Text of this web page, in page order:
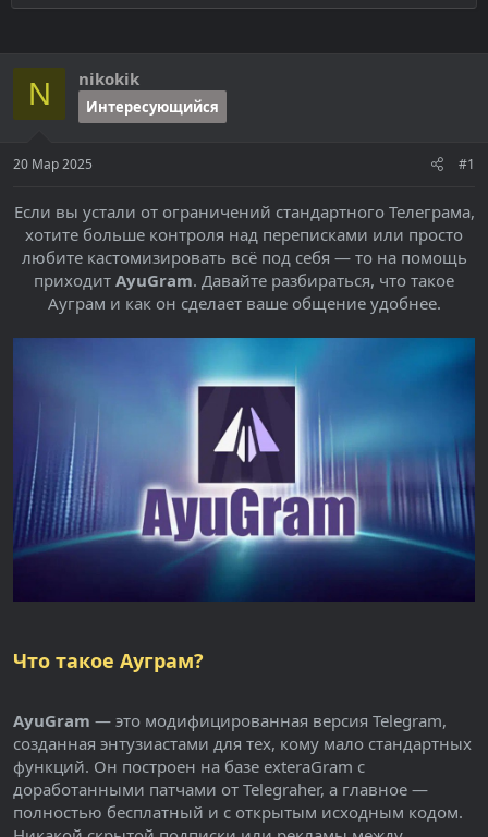
м
ы
а
л
а
N nikokik
Интересующийся
20 Мар 2025 #1
Если вы устали от ограничений стандартного Телеграма,
хотите больше контроля над переписками или просто
любите кастомизировать всё под себя — то на помощь
приходит AyuGram. Давайте разбираться, что такое
Ауграм и как он сделает ваше общение удобнее.
Что такое Ауграм?
AyuGram — это модифицированная версия Telegram,
созданная энтузиастами для тех, кому мало стандартных
функций. Он построен на базе exteraGram с
доработанными патчами от Telegraher, а главное —
полностью бесплатный и с открытым исходным кодом.